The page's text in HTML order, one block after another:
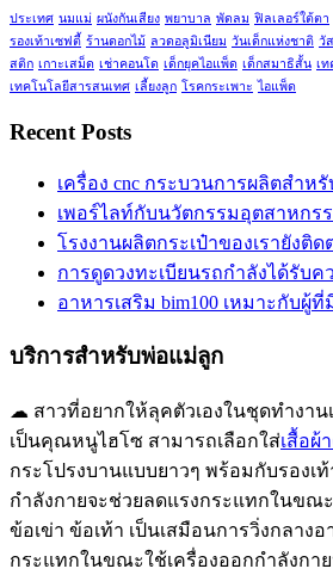
ประเทศ นมแม่ ผนังกันเสียง พยาบาล พัดลม ฟิลเลอร์ใต้ตา
รองเท้าเซฟตี้ ร้านดอกไม้ ลวดอลูมิเนียม วันเด็กแห่งชาติ วั
สติก เกาะเสม็ด เช่าคอนโด เด็กยุคไอแพ็ด เด็กสมาธิสั้น เ
เทคโนโลยีสารสนเทศ เลี้ยงลูก โรคกระเพาะ ไอแพ็ด
Recent Posts
เครื่อง cnc กระบวนการผลิตสำห
เพอร์ไลท์กับนวัตกรรมอุตสาหกร
โรงงานผลิตกระเป๋าของเรายังติ
การดูดวงทะเบียนรถกำลังได้รับค
อาหารเสริม bim100 เหมาะกับผู้
บริการสำหรับพ่อแม่ลูก
☁ สาวที่อยากให้ลุคตัวเองในชุดทำงา
เป็นคุณหนูไฮโซ สามารถเลือกใส่เสื้อผ้
กระโปรงบานแบบยาวๆ พร้อมกับรองเ
กำลังกายจะช่วยลดแรงกระแทกในขณ
ข้อเข่า ข้อเท้า เป็นเสมือนการวิ่งกลาง
กระแทกในขณะใช้เครื่องออกกำลังกา